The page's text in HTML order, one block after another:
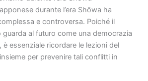
durante l’era Shōwa ha
e controversa. Poiché il
al futuro come una democrazia
è essenziale ricordare le lezioni del
per prevenire tali conflitti in